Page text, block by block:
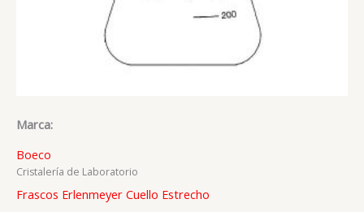
Marca:
Boeco
Cristalería de Laboratorio
Frascos Erlenmeyer Cuello Estrecho